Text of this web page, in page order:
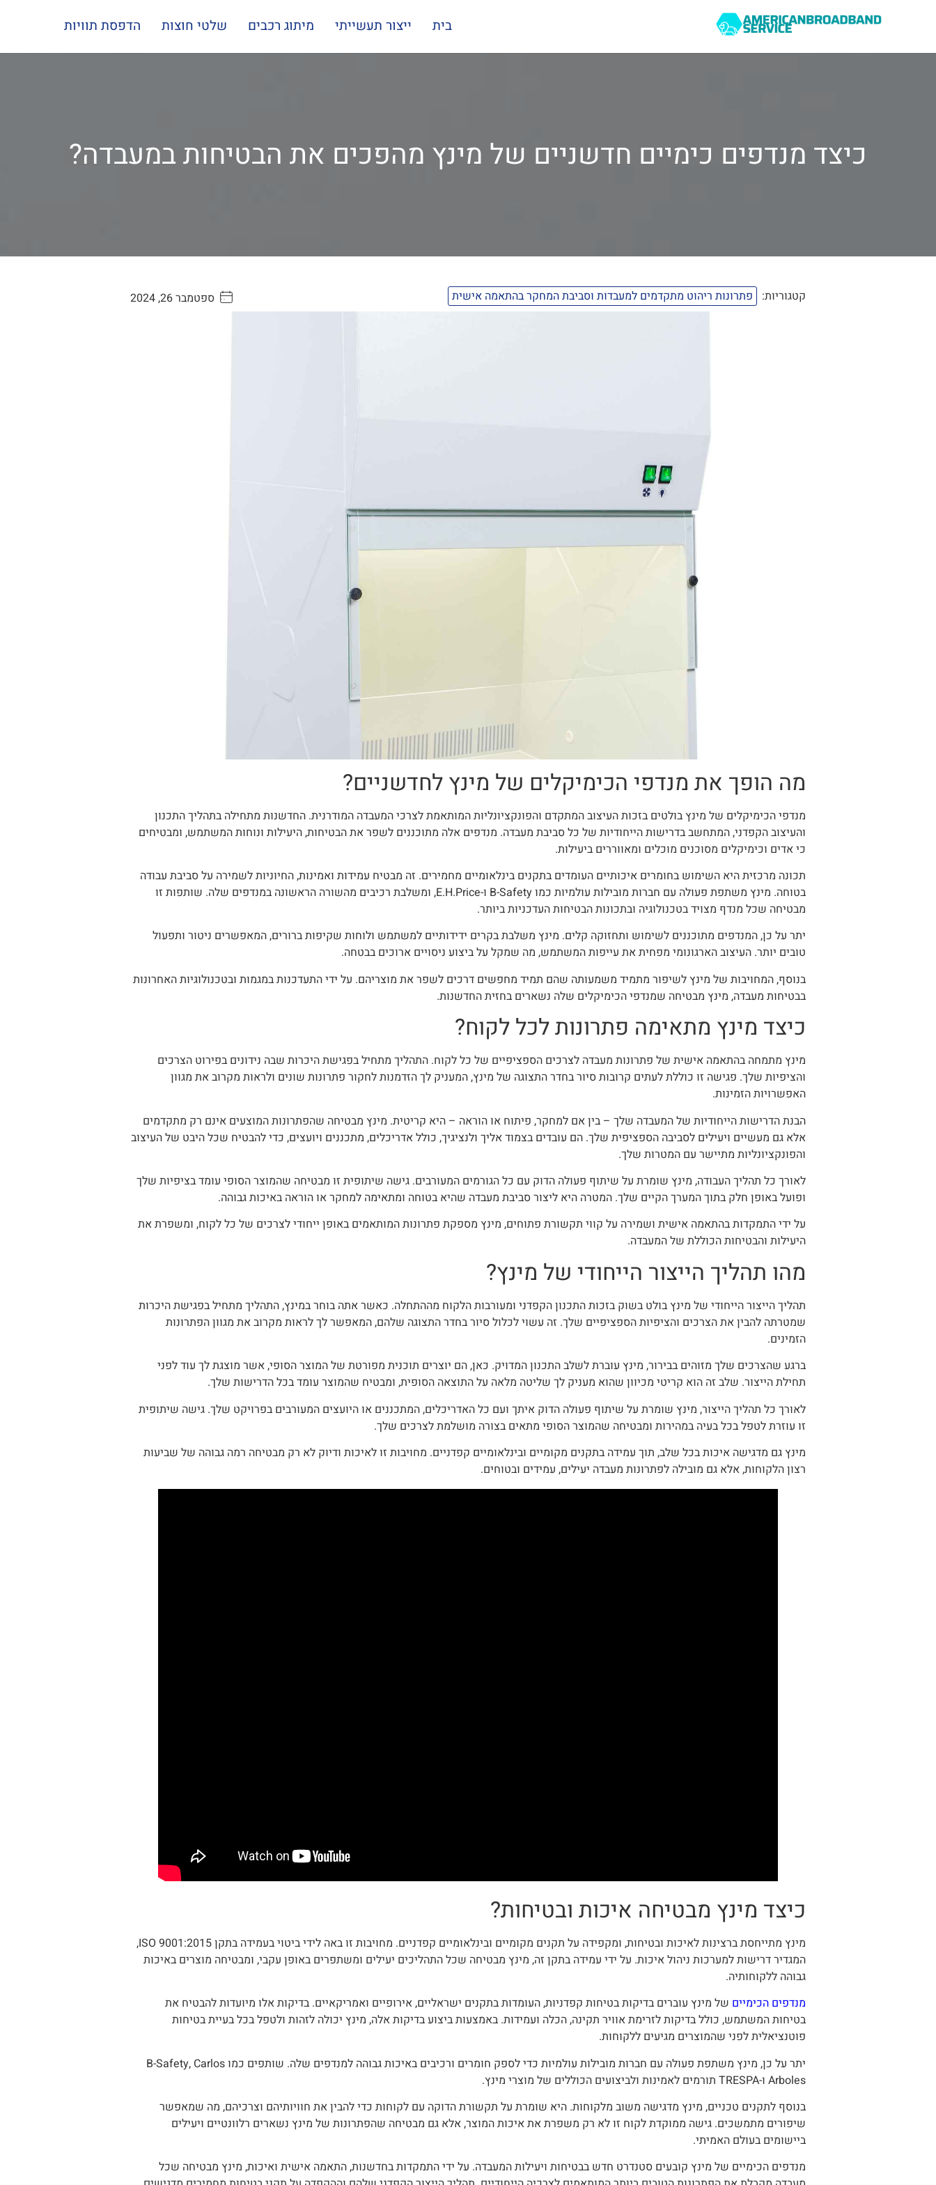
בית ייצור תעשייתי מיתוג רכבים שלטי חוצות הדפסת תוויות
כיצד מנדפים כימיים חדשניים של מינץ מהפכים את הבטיחות במעבדה?
. . . . .ספטמבר 26, 2024 קטגוריות: פתרונות ריהוט מתקדמים למעבדות וסביבת המחקר בהתאמה אישית
מה הופך את מנדפי הכימיקלים של מינץ לחדשניים?
מנדפי הכימיקלים של מינץ בולטים בזכות העיצוב המתקדם והפונקציונליות המותאמת לצרכי המעבדה המודרנית. החדשנות מתחילה בתהליך התכנון
והעיצוב הקפדני, המתחשב בדרישות הייחודיות של כל סביבת מעבדה. מנדפים אלה מתוכננים לשפר את הבטיחות, היעילות ונוחות המשתמש, ומבטיחים
כי אדים וכימיקלים מסוכנים מוכלים ומאווררים ביעילות.
תכונה מרכזית היא השימוש בחומרים איכותיים העומדים בתקנים בינלאומיים מחמירים. זה מבטיח עמידות ואמינות, החיוניות לשמירה על סביבת עבודה
בטוחה. מינץ משתפת פעולה עם חברות מובילות עולמיות כמו B-Safety ו-E.H.Price, ומשלבת רכיבים מהשורה הראשונה במנדפים שלה. שותפות זו
מבטיחה שכל מנדף מצויד בטכנולוגיה ובתכונות הבטיחות העדכניות ביותר.
יתר על כן, המנדפים מתוכננים לשימוש ותחזוקה קלים. מינץ משלבת בקרים ידידותיים למשתמש ולוחות שקיפות ברורים, המאפשרים ניטור ותפעול
טובים יותר. העיצוב הארגונומי מפחית את עייפות המשתמש, מה שמקל על ביצוע ניסויים ארוכים בבטחה.
בנוסף, המחויבות של מינץ לשיפור מתמיד משמעותה שהם תמיד מחפשים דרכים לשפר את מוצריהם. על ידי התעדכנות במגמות ובטכנולוגיות האחרונות
בבטיחות מעבדה, מינץ מבטיחה שמנדפי הכימיקלים שלה נשארים בחזית החדשנות.
כיצד מינץ מתאימה פתרונות לכל לקוח?
מינץ מתמחה בהתאמה אישית של פתרונות מעבדה לצרכים הספציפיים של כל לקוח. התהליך מתחיל בפגישת היכרות שבה נידונים בפירוט הצרכים
והציפיות שלך. פגישה זו כוללת לעתים קרובות סיור בחדר התצוגה של מינץ, המעניק לך הזדמנות לחקור פתרונות שונים ולראות מקרוב את מגוון
האפשרויות הזמינות.
הבנת הדרישות הייחודיות של המעבדה שלך – בין אם למחקר, פיתוח או הוראה – היא קריטית. מינץ מבטיחה שהפתרונות המוצעים אינם רק מתקדמים
אלא גם מעשיים ויעילים לסביבה הספציפית שלך. הם עובדים בצמוד אליך ולנציגיך, כולל אדריכלים, מתכננים ויועצים, כדי להבטיח שכל היבט של העיצוב
והפונקציונליות מתיישר עם המטרות שלך.
לאורך כל תהליך העבודה, מינץ שומרת על שיתוף פעולה הדוק עם כל הגורמים המעורבים. גישה שיתופית זו מבטיחה שהמוצר הסופי עומד בציפיות שלך
ופועל באופן חלק בתוך המערך הקיים שלך. המטרה היא ליצור סביבת מעבדה שהיא בטוחה ומתאימה למחקר או הוראה באיכות גבוהה.
על ידי התמקדות בהתאמה אישית ושמירה על קווי תקשורת פתוחים, מינץ מספקת פתרונות המותאמים באופן ייחודי לצרכים של כל לקוח, ומשפרת את
היעילות והבטיחות הכוללת של המעבדה.
מהו תהליך הייצור הייחודי של מינץ?
תהליך הייצור הייחודי של מינץ בולט בשוק בזכות התכנון הקפדני ומעורבות הלקוח מההתחלה. כאשר אתה בוחר במינץ, התהליך מתחיל בפגישת היכרות
שמטרתה להבין את הצרכים והציפיות הספציפיים שלך. זה עשוי לכלול סיור בחדר התצוגה שלהם, המאפשר לך לראות מקרוב את מגוון הפתרונות
הזמינים.
ברגע שהצרכים שלך מזוהים בבירור, מינץ עוברת לשלב התכנון המדויק. כאן, הם יוצרים תוכנית מפורטת של המוצר הסופי, אשר מוצגת לך עוד לפני
תחילת הייצור. שלב זה הוא קריטי מכיוון שהוא מעניק לך שליטה מלאה על התוצאה הסופית, ומבטיח שהמוצר עומד בכל הדרישות שלך.
לאורך כל תהליך הייצור, מינץ שומרת על שיתוף פעולה הדוק איתך ועם כל האדריכלים, המתכננים או היועצים המעורבים בפרויקט שלך. גישה שיתופית
זו עוזרת לטפל בכל בעיה במהירות ומבטיחה שהמוצר הסופי מתאים בצורה מושלמת לצרכים שלך.
מינץ גם מדגישה איכות בכל שלב, תוך עמידה בתקנים מקומיים ובינלאומיים קפדניים. מחויבות זו לאיכות ודיוק לא רק מבטיחה רמה גבוהה של שביעות
רצון הלקוחות, אלא גם מובילה לפתרונות מעבדה יעילים, עמידים ובטוחים.
כיצד מינץ מבטיחה איכות ובטיחות?
מינץ מתייחסת ברצינות לאיכות ובטיחות, ומקפידה על תקנים מקומיים ובינלאומיים קפדניים. מחויבות זו באה לידי ביטוי בעמידה בתקן ISO 9001:2015,
המגדיר דרישות למערכות ניהול איכות. על ידי עמידה בתקן זה, מינץ מבטיחה שכל התהליכים יעילים ומשתפרים באופן עקבי, ומבטיחה מוצרים באיכות
גבוהה ללקוחותיה.
מנדפים הכימיים של מינץ עוברים בדיקות בטיחות קפדניות, העומדות בתקנים ישראליים, אירופיים ואמריקאיים. בדיקות אלו מיועדות להבטיח את
בטיחות המשתמש, כולל בדיקות לזרימת אוויר תקינה, הכלה ועמידות. באמצעות ביצוע בדיקות אלה, מינץ יכולה לזהות ולטפל בכל בעיית בטיחות
פוטנציאלית לפני שהמוצרים מגיעים ללקוחות.
יתר על כן, מינץ משתפת פעולה עם חברות מובילות עולמיות כדי לספק חומרים ורכיבים באיכות גבוהה למנדפים שלה. שותפים כמו B-Safety, Carlos
Arboles ו-TRESPA תורמים לאמינות ולביצועים הכוללים של מוצרי מינץ.
בנוסף לתקנים טכניים, מינץ מדגישה משוב מלקוחות. היא שומרת על תקשורת הדוקה עם לקוחות כדי להבין את חוויותיהם וצרכיהם, מה שמאפשר
שיפורים מתמשכים. גישה ממוקדת לקוח זו לא רק משפרת את איכות המוצר, אלא גם מבטיחה שהפתרונות של מינץ נשארים רלוונטיים ויעילים
ביישומים בעולם האמיתי.
מנדפים הכימיים של מינץ קובעים סטנדרט חדש בבטיחות ויעילות המעבדה. על ידי התמקדות בחדשנות, התאמה אישית ואיכות, מינץ מבטיחה שכל